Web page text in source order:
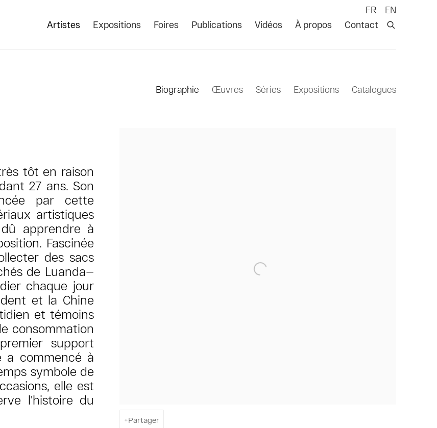
Artistes Expositions Foires Publications Vidéos À propos Contact
FR EN
Biographie Œuvres Séries Expositions Catalogues
Partager
tôt en raison
27 ans. Son
par cette
artistiques
apprendre à
Fascinée
des sacs
de Luanda—
chaque jour
et la Chine
et témoins
consommation
support
a commencé à
symbole de
elle est
l’histoire du